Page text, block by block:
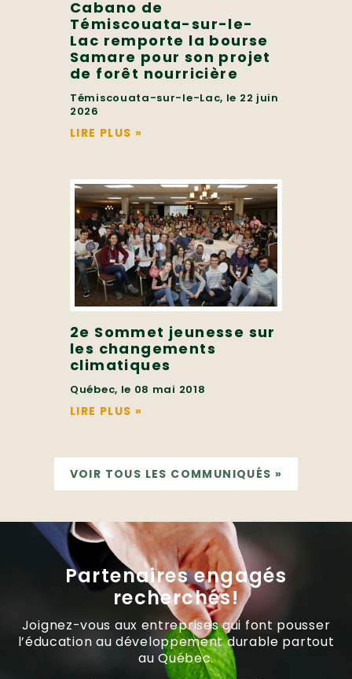
Cabano de
Témiscouata-sur-le-
Lac remporte la bourse
Samare pour son projet
de forêt nourricière
Témiscouata-sur-le-Lac, le 22 juin
2026
LIRE PLUS »
2e Sommet jeunesse sur
les changements
climatiques
Québec, le 08 mai 2018
LIRE PLUS »
VOIR TOUS LES COMMUNIQUÉS »
Partenaires engagés
recherchés!
Joignez-vous aux entreprises qui font pousser
l’éducation au développement durable partout
au Québec.